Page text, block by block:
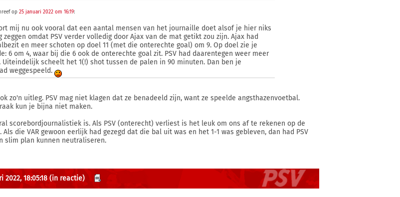
op25 januari 2022 om 16:19:
mij nu ook vooral dat een aantal mensen van het journaille doet alsof je hier niks
zeggen omdat PSV verder volledig door Ajax van de mat getikt zou zijn. Ajax had
en meer schoten op doel 11 (met die onterechte goal) om 9. Op doel zie je
6 om 4, waar bij die 6 ook de onterechte goal zit. PSV had daarentegen weer meer
Uiteindelijk scheelt het 1(!) shot tussen de palen in 90 minuten. Dan ben je
weggespeeld.
zo'n uitleg. PSV mag niet klagen dat ze benadeeld zijn, want ze speelde angsthazenvoetbal.
kun je bijna niet maken.
scorebordjournalistiek is. Als PSV (onterecht) verliest is het leuk om ons af te rekenen op de
die VAR gewoon eerlijk had gezegd dat die bal uit was en het 1-1 was gebleven, dan had PSV
slim plan kunnen neutraliseren.
18:05:18 (in reactie)